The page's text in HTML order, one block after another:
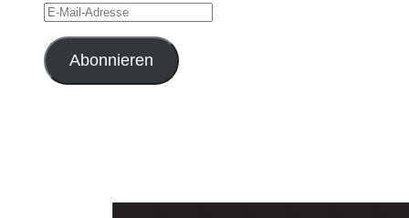
E-
Mail-
Adresse
Abonnieren